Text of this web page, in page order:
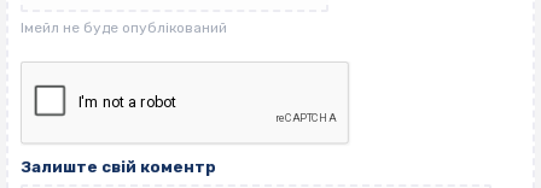
Залиште свій коментр